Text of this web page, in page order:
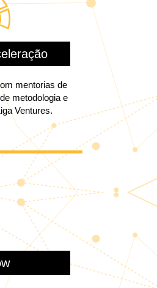
mentorias de
metodologia e
Ventures.